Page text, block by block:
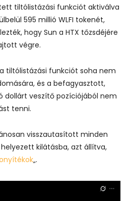
tiltólistázási funkciót aktiválva
595 millió WLFI tokenét,
hogy Sun a HTX tőzsdéjére
végre.
tiltólistázási funkciót soha nem
és a befagyasztott,
dollárt veszítő pozíciójából nem
tenni.
visszautasított minden
kilátásba, azt állítva,
„.